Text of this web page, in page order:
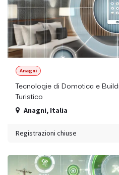
Anagni
Tecnologie di Domotica e
Turistico
Anagni, Italia
Registrazioni chiuse